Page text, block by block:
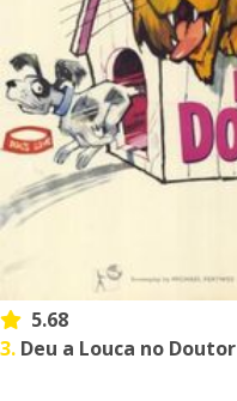
5.68
3. Deu a Louca no Doutor